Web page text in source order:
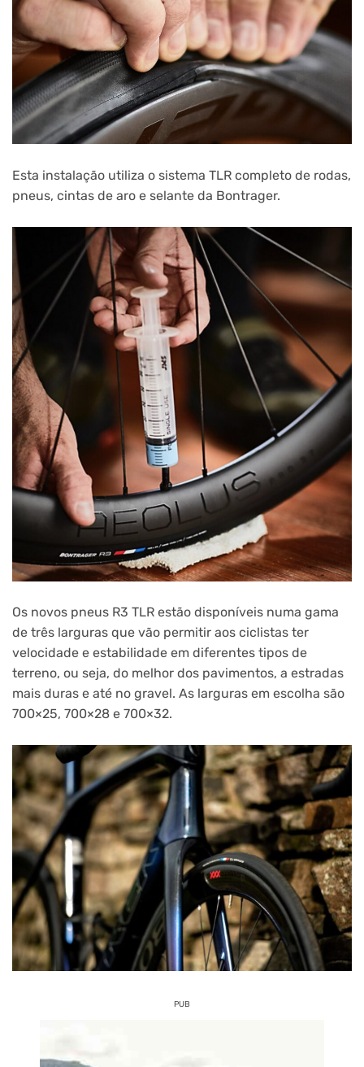
Esta instalação utiliza o sistema TLR completo de rodas,
pneus, cintas de aro e selante da Bontrager.
Os novos pneus R3 TLR estão disponíveis numa gama
de três larguras que vão permitir aos ciclistas ter
velocidade e estabilidade em diferentes tipos de
terreno, ou seja, do melhor dos pavimentos, a estradas
mais duras e até no gravel. As larguras em escolha são
700×25, 700×28 e 700×32.
PUB